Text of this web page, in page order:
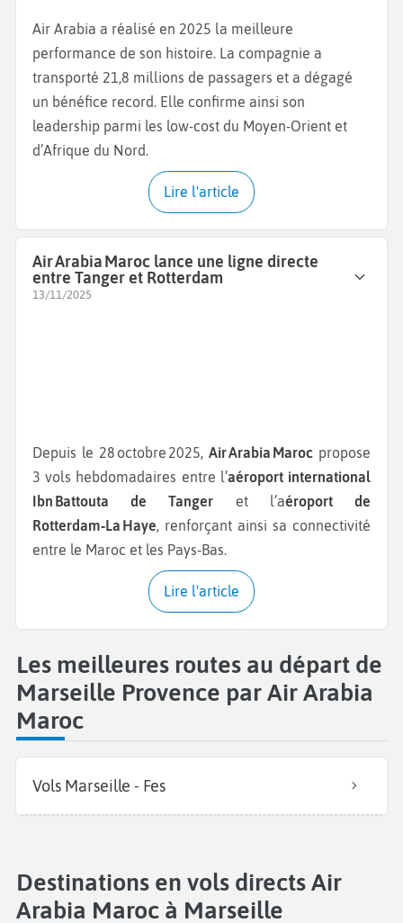
Air Arabia a réalisé en 2025 la meilleure
performance de son histoire. La compagnie a
transporté 21,8 millions de passagers et a dégagé
un bénéfice record. Elle confirme ainsi son
leadership parmi les low-cost du Moyen-Orient et
d’Afrique du Nord.
Lire l'article
Air Arabia Maroc lance une ligne directe
entre Tanger et Rotterdam
13/11/2025
Depuis le 28 octobre 2025, Air Arabia Maroc propose
3 vols hebdomadaires entre l’aéroport international
Ibn Battouta de Tanger et l’aéroport de
Rotterdam‑La Haye, renforçant ainsi sa connectivité
entre le Maroc et les Pays‑Bas.
Lire l'article
Les meilleures routes au départ de
Marseille Provence par Air Arabia
Maroc
Vols Marseille - Fes
Destinations en vols directs Air
Arabia Maroc à Marseille